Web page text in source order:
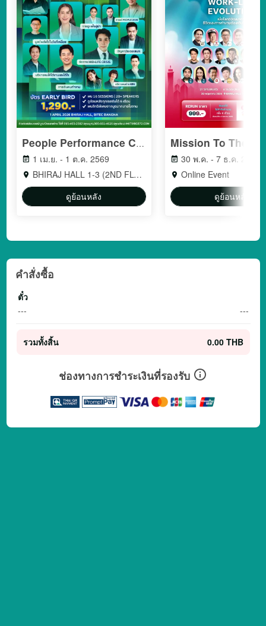
People Performance Conference (PPC2026) - YEAR OF WORK LIFE INTELLIGENCE
1 เม.ย. - 1 ต.ค. 2569
BHIRAJ HALL 1-3 (2ND FLOOR) BITEC BANGNA
ดูย้อนหลัง
30 พ.ค. - 7 ธ.ค. 2569
Online Event
ดูย้อนหลัง
คำสั่งซื้อ
ตั๋ว
---
---
รวมทั้งสิ้น 0.00 THB
ช่องทางการชำระเงินที่รองรับ